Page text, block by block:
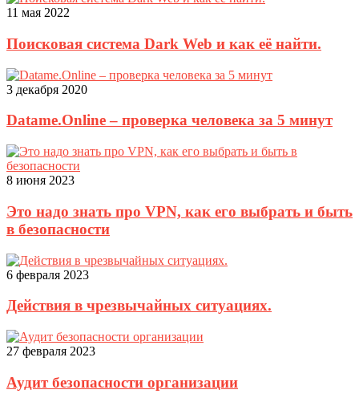
11 мая 2022
Поисковая система Dark Web и как её найти.
3 декабря 2020
Datame.Online – проверка человека за 5 минут
8 июня 2023
Это надо знать про VPN, как его выбрать и быть
в безопасности
6 февраля 2023
Действия в чрезвычайных ситуациях.
27 февраля 2023
Аудит безопасности организации